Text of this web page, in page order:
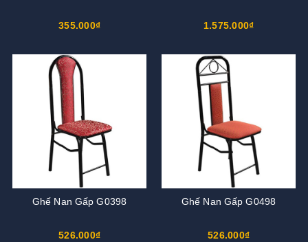
355.000₫ 1.575.000₫
Ghế Nan Gấp G0398
526.000₫
Ghế Nan Gấp G0498
526.000₫